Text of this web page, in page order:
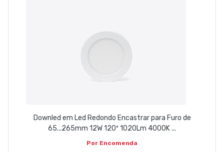
Downled em Led Redondo Encastrar para Furo de
65...265mm 12W 120º 1020Lm 4000K ...
Por Encomenda